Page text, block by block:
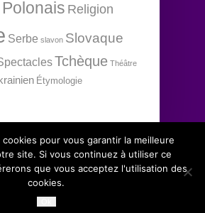
Polonais Religion
Serbe slavon Slovaque
Tchèque Théâtre
Étymologie
Institut d'études slaves, tous
de vente
pour vous garantir la meilleure
site. Si vous continuez à utiliser ce
que vous acceptez l'utilisation des
cookies.